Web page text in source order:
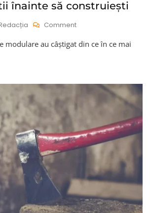
înainte să construiești
CommentOn
Modulare
Trebuie
Construiești
modulare au câștigat din ce în ce mai